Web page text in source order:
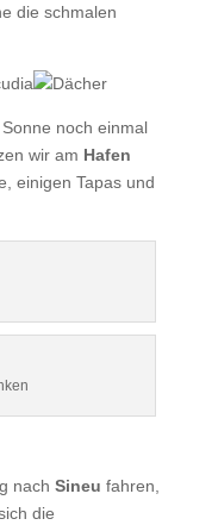
die schmalen
noch einmal
wir am Hafen
einigen Tapas und
nach Sineu fahren,
die